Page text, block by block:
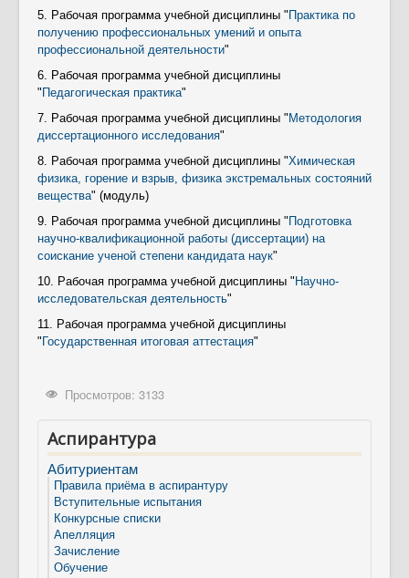
5. Рабочая программа учебной дисциплины " Практика по
получению профессиональных умений и опыта
профессиональной деятельности"
6. Рабочая программа учебной дисциплины
" Педагогическая практика"
7. Рабочая программа учебной дисциплины " Методология
диссертационного исследования"
8. Рабочая программа учебной дисциплины "Химическая
физика, горение и взрыв, физика экстремальных состояний
вещества" (модуль)
9. Рабочая программа учебной дисциплины " Подготовка
научно-квалификационной работы (диссертации) на
соискание ученой степени кандидата наук"
10. Рабочая программа учебной дисциплины " Научно-
исследовательская деятельность"
11. Рабочая программа учебной дисциплины
" Государственная итоговая аттестация"
Просмотров: 3133
Аспирантура
Абитуриентам
Правила приёма в аспирантуру
Вступительные испытания
Конкурсные списки
Апелляция
Зачисление
Обучение